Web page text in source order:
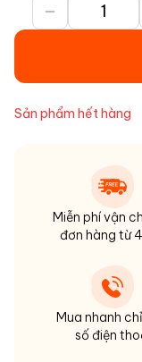
Sản phẩm hết hàng
Miễn phí vận
đơn hàng từ
Mua nhanh
số điện